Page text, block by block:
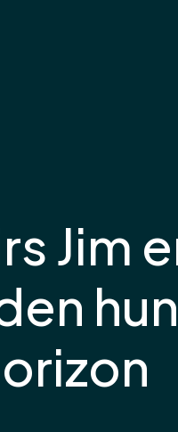
Jim
hun